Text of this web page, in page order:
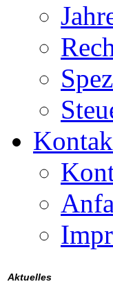
Aktuelles